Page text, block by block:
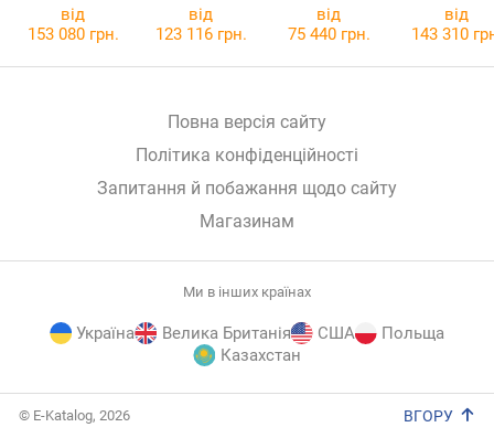
Automatic
Skeleton
Automatic
від
153 080 грн.
від
123 116 грн.
від
75 440 грн.
від
143 310
Повна версія сайту
Політика конфіденційності
Запитання й побажання щодо сайту
Магазинам
Ми в інших країнах
Україна Велика Британія США
Польща
Казахстан
© E-Katalog, 2026 ВГОРУ